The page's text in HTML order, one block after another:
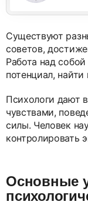
Существуют
советов,
Работа над
потенциал,
Психологи дают
чувствами,
силы. Человек
контролировать
Основные